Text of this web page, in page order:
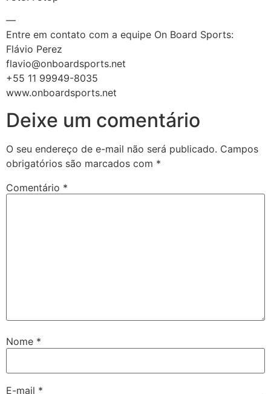
—
Entre em contato com a equipe On Board Sports:
Flávio Perez
flavio@onboardsports.net
+55 11 99949-8035
www.onboardsports.net
Deixe um comentário
O seu endereço de e-mail não será publicado. Campos
obrigatórios são marcados com *
Comentário *
Nome *
E-mail *